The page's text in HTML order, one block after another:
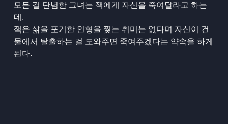
모든 걸 단념한 그녀는 잭에게 자신을 죽여달라고 하는
데.
잭은 삶을 포기한 인형을 찢는 취미는 없다며 자신이 건
물에서 탈출하는 걸 도와주면 죽여주겠다는 약속을 하게
된다.